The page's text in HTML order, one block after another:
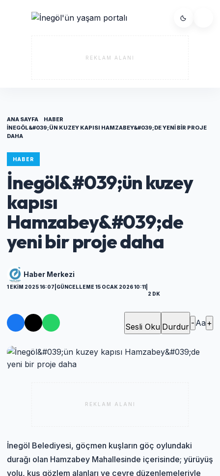
REKLAM ALANI
ANA SAYFA
HABER
İNEGÖL&#039;ÜN KUZEY KAPISI HAMZABEY&#039;DE YENI BIR PROJE
DAHA
HABER
İnegöl&#039;ün kuzey
kapısı
Hamzabey&#039;de
yeni bir proje daha
Haber Merkezi
1 EKIM 2025 16:07 GÜNCELLEME 15 OCAK 2026 10:11
2 DK
Sesli Oku Durdur - Aa+
REKLAM ALANI
İnegöl Belediyesi, göçmen kuşların göç oylundaki
durağı olan Hamzabey Mahallesinde içerisinde; yürüyüş
yolu, kuş gözlem alanları ve çevre düzenlemeleriyle